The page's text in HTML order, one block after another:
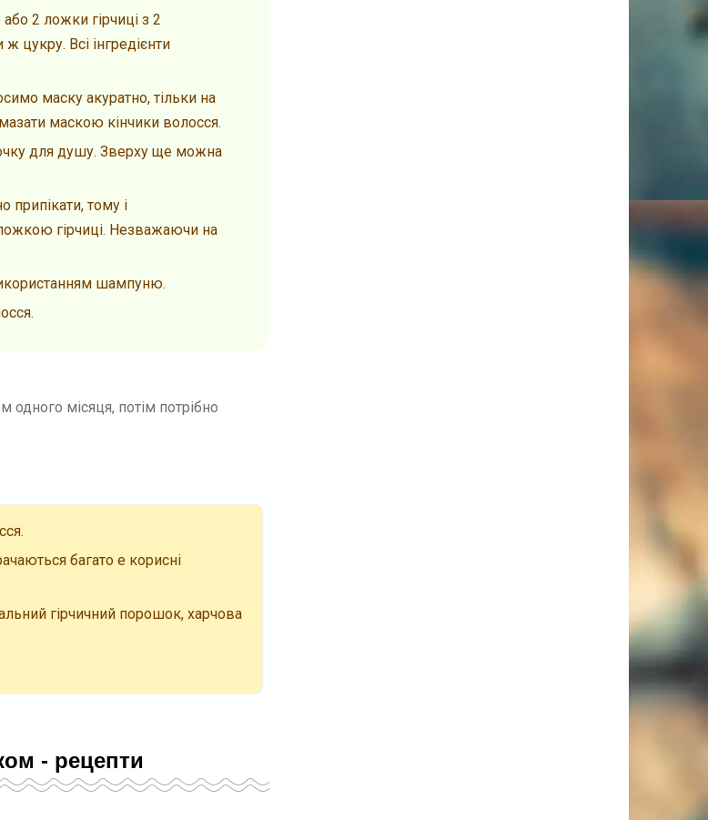
2 ложки гірчиці з 2
цукру. Всі інгредієнти
маску акуратно, тільки на
маскою кінчики волосся.
для душу. Зверху ще можна
тому і
гірчиці. Незважаючи на
шампуню.
місяця, потім потрібно
багато е корисні
гірчичний порошок, харчова
- рецепти